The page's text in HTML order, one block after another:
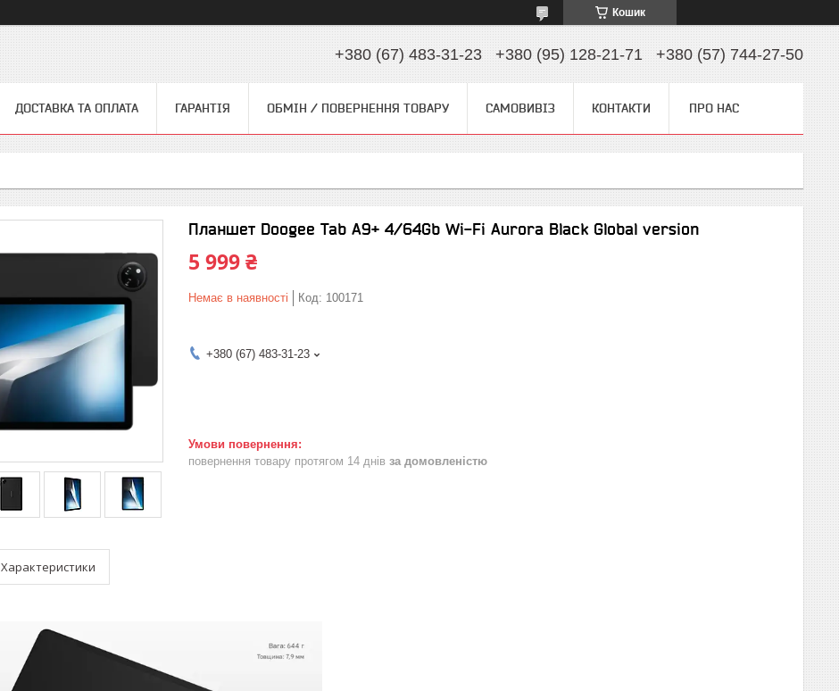
Кошик
+380 (67) 483-31-23 +380 (95) 128-21-71 +380 (57) 744-27-50
ДОСТАВКА ТА ОПЛАТА ГАРАНТІЯ ОБМІН / ПОВЕРНЕННЯ ТОВАРУ САМОВИВІЗ КОНТАКТИ ПРО НАС
Планшет Doogee Tab A9+ 4/64Gb Wi-Fi Aurora Black Global version
5 999 ₴
Немає в наявності Код: 100171
+380 (67) 483-31-23
повернення товару протягом 14 днів за домовленістю
Характеристики